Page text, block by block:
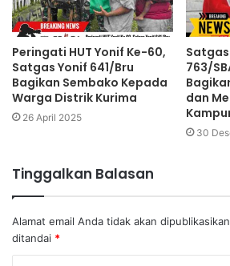
Peringati HUT Yonif Ke-60,
Satgas Yonif 641/Bru
Bagikan Sembako Kepada
Warga Distrik Kurima
26 April 2025
763/
dan
30
Tinggalkan Balasan
Alamat email Anda tidak akan
ditandai *